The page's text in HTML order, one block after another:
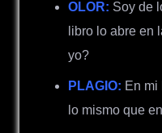
OLOR: Soy de
libro lo abre en
yo?
PLAGIO: En
lo mismo que